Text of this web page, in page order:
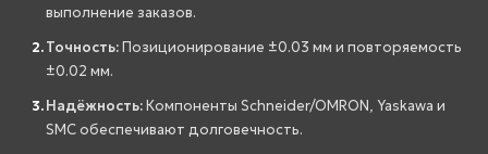
выполнение заказов.
Точность:Позиционирование ±0.03 мм и повторяемость
±0.02 мм.
Надёжность:Компоненты Schneider/OMRON, Yaskawa и
SMC обеспечивают долговечность.